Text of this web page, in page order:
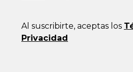
Al suscribirte, aceptas los
Privacidad